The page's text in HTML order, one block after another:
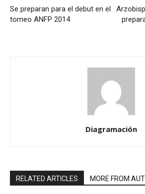
Se preparan para el debut en el
torneo ANFP 2014
Diagramación
RELATED ARTICLES MORE FROM